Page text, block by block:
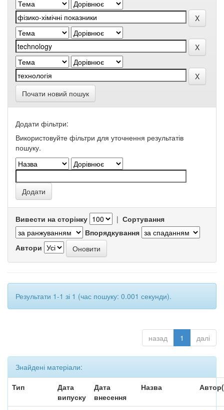
Почати новий пошук
Додати фільтри:
Використовуйте фільтри для уточнення результатів
пошуку.
Вивести на сторінку | Сортування
Впорядкування
Автори
Результати 1-1 зі 1 (час пошуку: 0.001 секунди).
назад 1 далі
Знайдені матеріали:
Тип
Дата
випуску
Дата
внесення
Назва